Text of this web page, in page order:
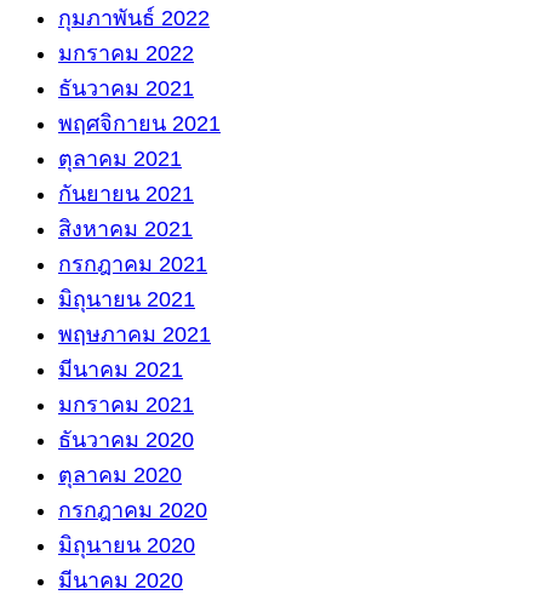
กุมภาพันธ์ 2022
มกราคม 2022
ธันวาคม 2021
พฤศจิกายน 2021
ตุลาคม 2021
กันยายน 2021
สิงหาคม 2021
กรกฎาคม 2021
มิถุนายน 2021
พฤษภาคม 2021
มีนาคม 2021
มกราคม 2021
ธันวาคม 2020
ตุลาคม 2020
กรกฎาคม 2020
มิถุนายน 2020
มีนาคม 2020